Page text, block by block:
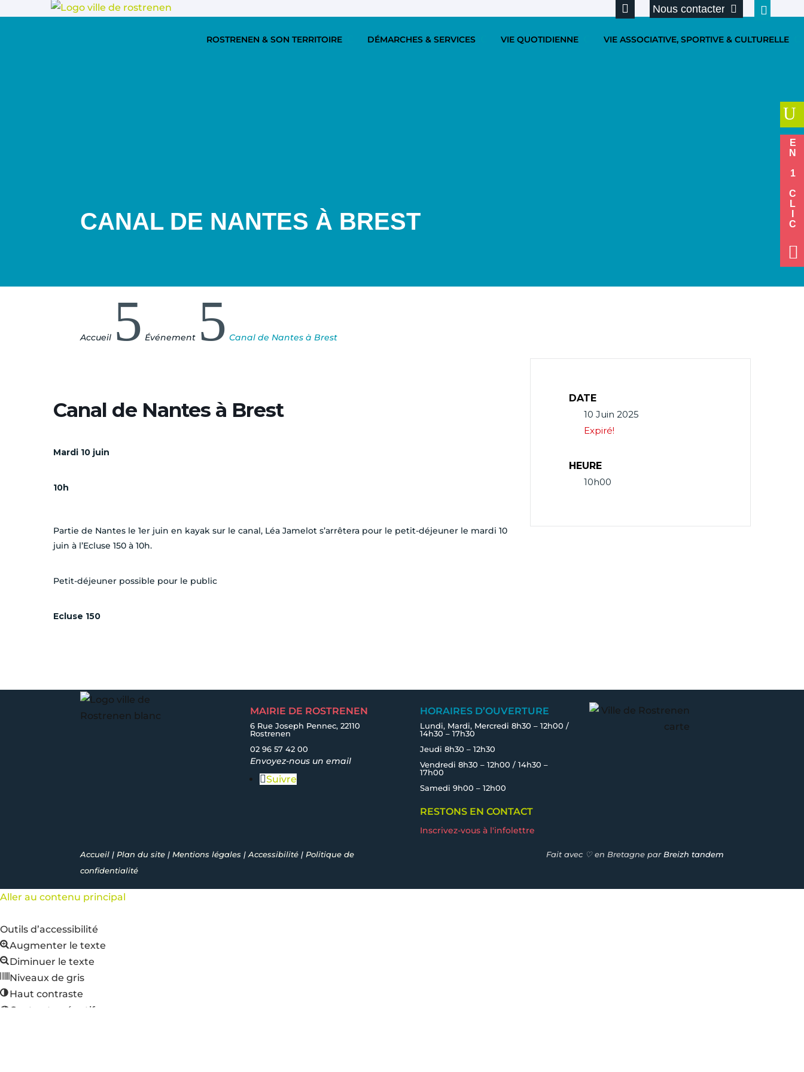
Nous contacter
ROSTRENEN & SON TERRITOIRE DÉMARCHES & SERVICES VIE QUOTIDIENNE VIE ASSOCIATIVE, SPORTIVE & CULTURELLE
CANAL DE NANTES À BREST
Accueil 5 Événement 5 Canal de Nantes à Brest
Canal de Nantes à Brest
Mardi 10 juin
10h
Partie de Nantes le 1er juin en kayak sur le canal, Léa Jamelot s’arrêtera pour le petit-déjeuner le mardi 10
juin à l’Ecluse 150 à 10h.
Petit-déjeuner possible pour le public
Ecluse 150
DATE
10 Juin 2025
Expiré!
HEURE
10h00
MAIRIE DE ROSTRENEN
6 Rue Joseph Pennec, 22110
Rostrenen
02 96 57 42 00
Envoyez-nous un email
Suivre
HORAIRES D’OUVERTURE
Lundi, Mardi, Mercredi 8h30 – 12h00 /
14h30 – 17h30
Jeudi 8h30 – 12h30
Vendredi 8h30 – 12h00 / 14h30 –
17h00
Samedi 9h00 – 12h00
RESTONS EN CONTACT
Inscrivez-vous à l'infolettre
Accueil | Plan du site | Mentions légales |Accessibilité | Politique de
confidentialité
Fait avec ♡ en Bretagne par Breizh tandem
U
EN 1 CLIC

Aller au contenu principal
Outils d’accessibilité
Augmenter le texte
Diminuer le texte
Niveaux de gris
Haut contraste
Contraste négatif